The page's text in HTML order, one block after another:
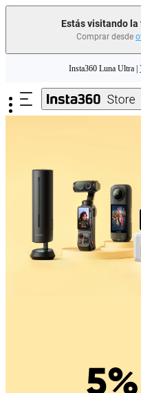
Estás visitando la
Comprar desde
Insta360 Luna Ultra |
Cambia tu antiguo dispositivo
Insta360 Luna Ultra |